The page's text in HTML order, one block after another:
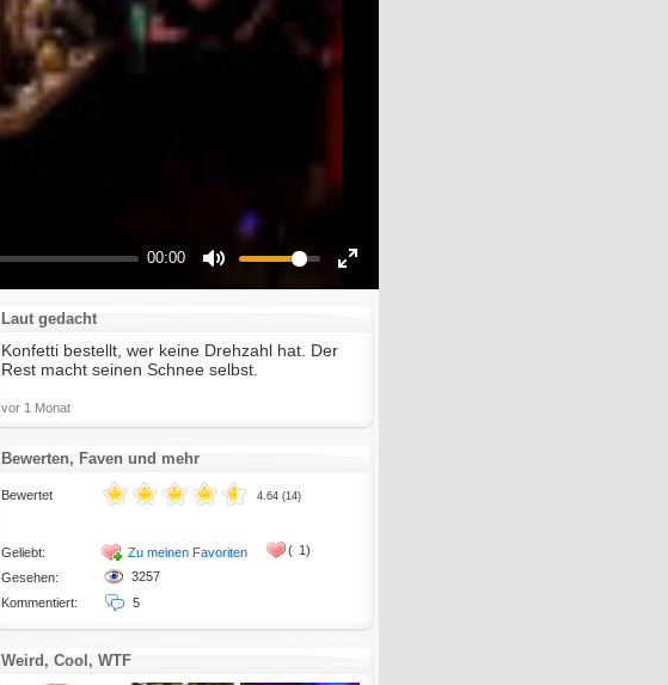
00:00
Laut gedacht
Konfetti bestellt, wer keine Drehzahl hat. Der
Rest macht seinen Schnee selbst.
vor 1 Monat
Bewerten, Faven und mehr
Bewertet
Geliebt:
Gesehen:
Kommentiert:
4.64 (14)
Zu meinen Favoriten
3257
5
( 1)
Weird, Cool, WTF